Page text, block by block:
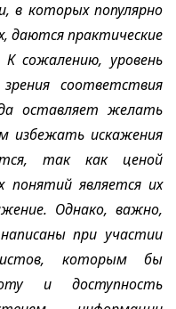
в которых популярно
даются практические
сожалению, уровень
соответствия
оставляет желать
избежать искажения
так как ценой
понятий является их
Однако, важно,
при участии
которым бы
и доступность